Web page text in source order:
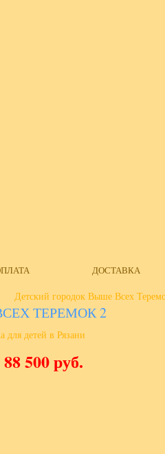
ДОСТАВКА
Детский городок Выше Всех
ТЕРЕМОК 2
88 500 руб.